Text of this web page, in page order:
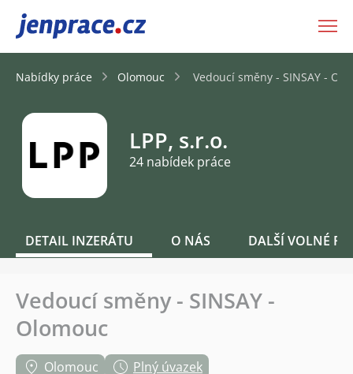
JenPráce.cz
Nabídky práce Olomouc Vedoucí směny - SINSAY -
LPP, s.r.o.
24 nabídek práce
DETAIL INZERÁTU O NÁS DALŠÍ VOLNÉ
Vedoucí směny - SINSAY -
Olomouc
Olomouc Plný úvazek